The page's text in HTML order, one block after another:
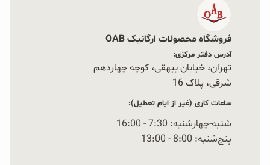
فروشگاه محصولات ارگانیک OAB
آدرس دفتر مرکزی:
تهران، خیابان بیهقی، کوچه چهاردهم
شرقی، پلاک 16‭
ساعات کاری (غیر از ایام تعطیل):
شنبه-چهارشنبه: 7:30 - 16:00
پنج‌شنبه: 8:00 - 13:00